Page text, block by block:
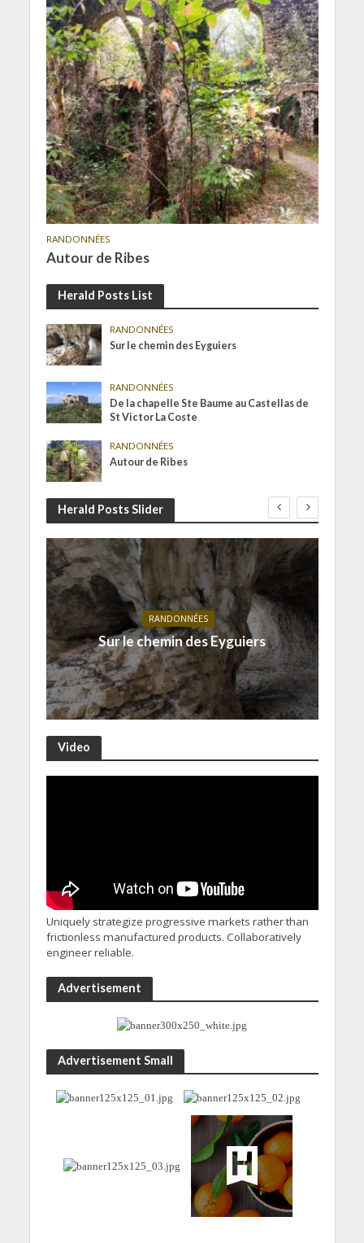
RANDONNÉES
Autour de Ribes
Herald Posts List
RANDONNÉES
Sur le chemin des Eyguiers
RANDONNÉES
De la chapelle Ste Baume au Castellas de
St Victor La Coste
RANDONNÉES
Autour de Ribes
Herald Posts Slider
RANDONNÉES
Sur le chemin des Eyguiers
Video
Uniquely strategize progressive markets rather than
frictionless manufactured products. Collaboratively
engineer reliable.
Advertisement
Advertisement Small